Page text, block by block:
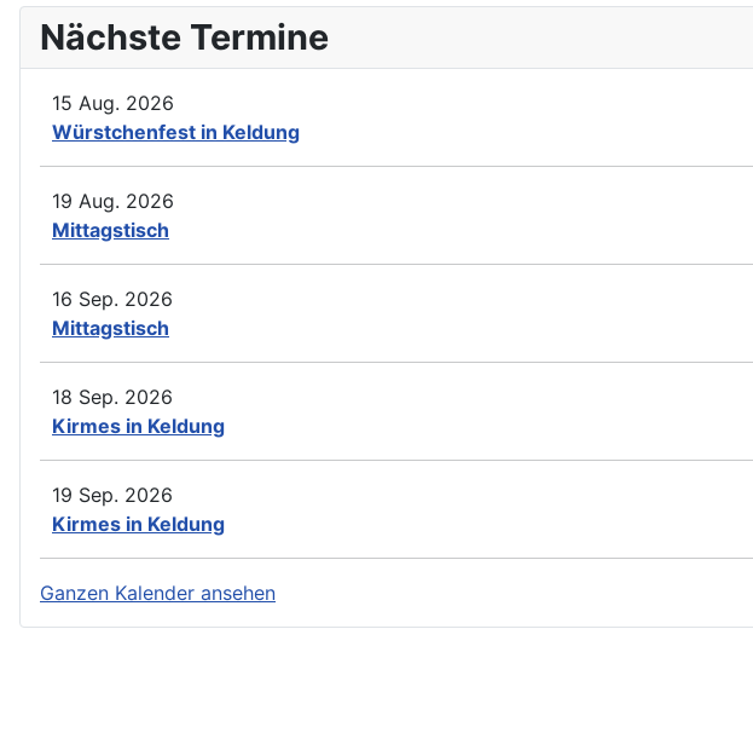
Nächste Termine
15 Aug. 2026
Würstchenfest in Keldung
19 Aug. 2026
Mittagstisch
16 Sep. 2026
Mittagstisch
18 Sep. 2026
Kirmes in Keldung
19 Sep. 2026
Kirmes in Keldung
Ganzen Kalender ansehen